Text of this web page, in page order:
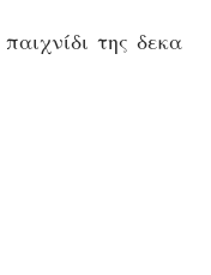
παιχνίδι τηςδεκα